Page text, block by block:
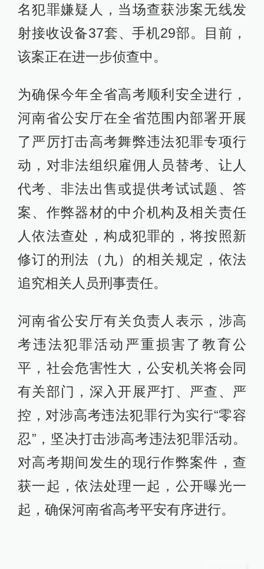
名犯罪嫌疑人，当场查获涉案无线发
射接收设备37套、手机29部。目前，
该案正在进一步侦查中。
为确保今年全省高考顺利安全进行，
河南省公安厅在全省范围内部署开展
了严厉打击高考舞弊违法犯罪专项行
动，对非法组织雇佣人员替考、让人
代考、非法出售或提供考试试题、答
案、作弊器材的中介机构及相关责任
人依法查处，构成犯罪的，将按照新
修订的刑法（九）的相关规定，依法
追究相关人员刑事责任。
河南省公安厅有关负责人表示，涉高
考违法犯罪活动严重损害了教育公
平，社会危害性大，公安机关将会同
有关部门，深入开展严打、严查、严
控，对涉高考违法犯罪行为实行“零容
忍”，坚决打击涉高考违法犯罪活动。
对高考期间发生的现行作弊案件，查
获一起，依法处理一起，公开曝光一
起，确保河南省高考平安有序进行。